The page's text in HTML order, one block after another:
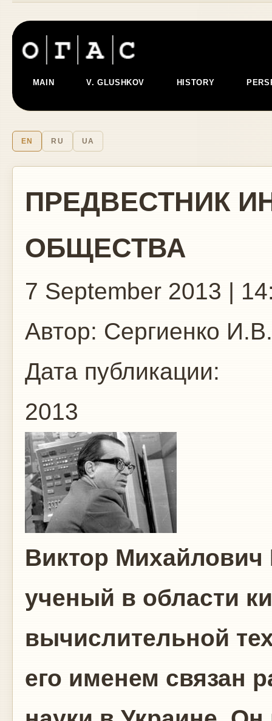
MAIN V. GLUSHKOV HISTORY
EN RU UA
ПРЕДВЕСТНИК
ОБЩЕСТВА
7 September 2013 |
Автор: Сергиенко И.В.
Дата публикации:
2013
Виктор
ученый в области
вычислительной
его именем связан